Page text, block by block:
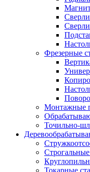
Фрезерные
Монтажные
Точильно-
Токарные